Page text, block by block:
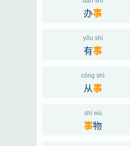
办事
yǒu shì
有事
cóng shì
从事
shì wù
事物